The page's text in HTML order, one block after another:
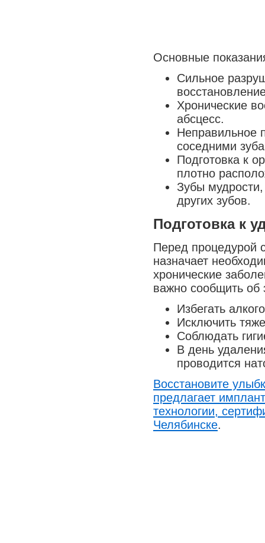
Основные
Сильное
Хронические
абсцесс.
Неправильное
соседними
Подготовка к
плотно
Зубы
других зубов.
Подготовка к
Перед процедурой
назначает
хронические
важно сообщить об
Избегать
Исключить
Соблюдать
В день
проводится
Восстановите
предлагает
технологии,
Челябинске.